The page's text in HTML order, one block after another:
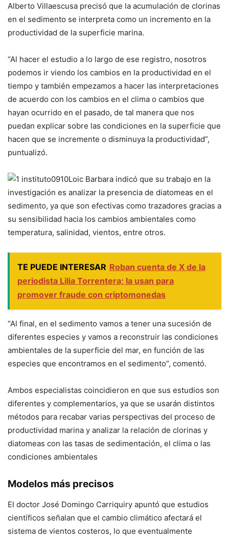
Alberto Villaescusa precisó que la acumulación de clorinas
en el sedimento se interpreta como un incremento en la
productividad de la superficie marina.
“Al hacer el estudio a lo largo de ese registro, nosotros
podemos ir viendo los cambios en la productividad en el
tiempo y también empezamos a hacer las interpretaciones
de acuerdo con los cambios en el clima o cambios que
hayan ocurrido en el pasado, de tal manera que nos
puedan explicar sobre las condiciones en la superficie que
hacen que se incremente o disminuya la productividad”,
puntualizó.
Loic Barbara indicó que su trabajo en la
investigación es analizar la presencia de diatomeas en el
sedimento, ya que son efectivas como trazadores gracias a
su sensibilidad hacia los cambios ambientales como
temperatura, salinidad, vientos, entre otros.
TE PUEDE INTERESAR Roban cuenta de X de la
periodista Lilia Torrentera; la usan para
promover fraude con criptomonedas
“Al final, en el sedimento vamos a tener una sucesión de
diferentes especies y vamos a reconstruir las condiciones
ambientales de la superficie del mar, en función de las
especies que encontramos en el sedimento”, comentó.
Ambos especialistas coincidieron en que sus estudios son
diferentes y complementarios, ya que se usarán distintos
métodos para recabar varias perspectivas del proceso de
productividad marina y analizar la relación de clorinas y
diatomeas con las tasas de sedimentación, el clima o las
condiciones ambientales
Modelos más precisos
El doctor José Domingo Carriquiry apuntó que estudios
científicos señalan que el cambio climático afectará el
sistema de vientos costeros, lo que eventualmente